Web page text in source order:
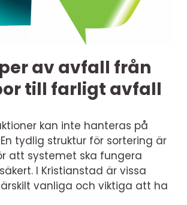
av avfall från
till farligt avfall
kan inte hanteras på
tydlig struktur för sortering är
att systemet ska fungera
I Kristianstad är vissa
vanliga och viktiga att ha